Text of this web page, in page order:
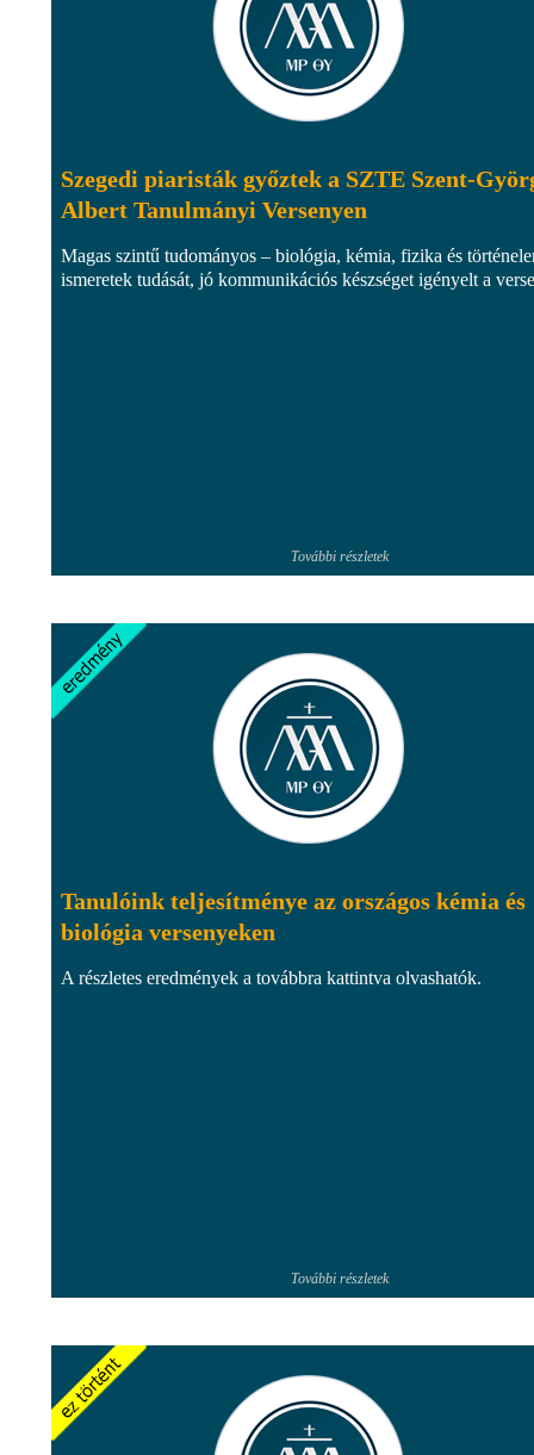
Szegedi piaristák győztek a SZTE Szent-
Albert Tanulmányi Versenyen
Magas szintű tudományos – biológia, kémia, fizika és
ismeretek tudását, jó kommunikációs készséget igényelt a
További részletek
Tanulóink teljesítménye az országos kémia és
biológia versenyeken
A részletes eredmények a továbbra kattintva olvashatók.
További részletek